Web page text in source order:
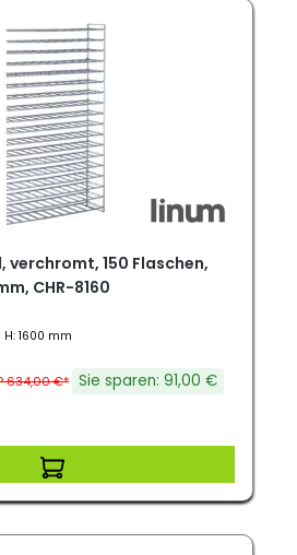
verchromt, 150 Flaschen,
CHR-8160
1600 mm
634,00 €* Sie sparen: 91,00 €